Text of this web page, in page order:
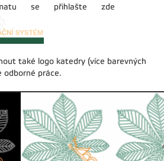
se přihlašte zde
také logo katedry (více barevných
odborné práce.